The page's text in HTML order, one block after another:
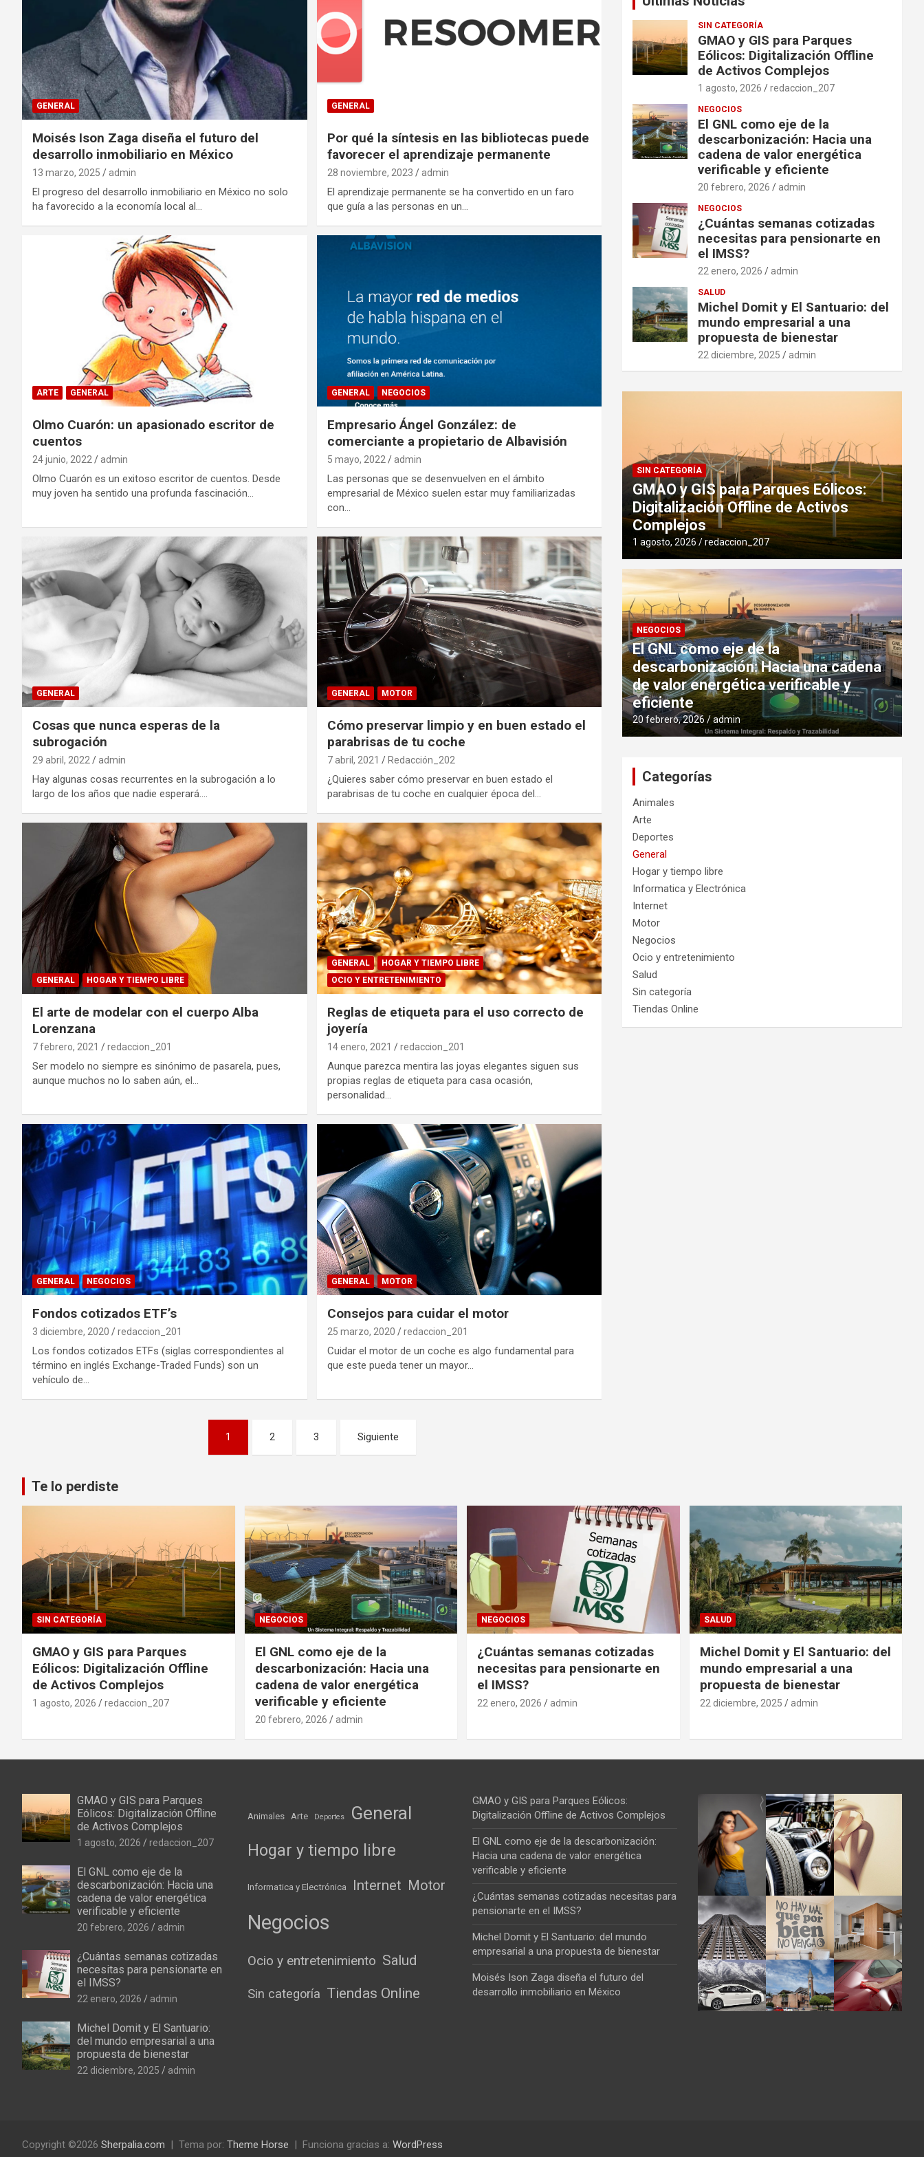
GENERAL
Moisés Ison Zaga diseña el futuro del
desarrollo inmobiliario en México
13 marzo, 2025 admin
El progreso del desarrollo inmobiliario en México no solo
ha favorecido a la economía local al…
GENERAL
Por qué la síntesis en las bibliotecas puede
favorecer el aprendizaje permanente
28 noviembre, 2023 admin
El aprendizaje permanente se ha convertido en un faro
que guía a las personas en un…
ARTE GENERAL
Olmo Cuarón: un apasionado escritor de
cuentos
24 junio, 2022 admin
Olmo Cuarón es un exitoso escritor de cuentos. Desde
muy joven ha sentido una profunda fascinación…
GENERAL NEGOCIOS
Empresario Ángel González: de
comerciante a propietario de Albavisión
5 mayo, 2022 admin
Las personas que se desenvuelven en el ámbito
empresarial de México suelen estar muy familiarizadas
con…
GENERAL
Cosas que nunca esperas de la
subrogación
29 abril, 2022 admin
Hay algunas cosas recurrentes en la subrogación a lo
largo de los años que nadie esperará.…
GENERAL MOTOR
Cómo preservar limpio y en buen estado el
parabrisas de tu coche
7 abril, 2021 Redacción_202
¿Quieres saber cómo preservar en buen estado el
parabrisas de tu coche en cualquier época del…
GENERAL HOGAR Y TIEMPO LIBRE
El arte de modelar con el cuerpo Alba
Lorenzana
7 febrero, 2021 redaccion_201
Ser modelo no siempre es sinónimo de pasarela, pues,
aunque muchos no lo saben aún, el…
GENERAL
HOGAR Y TIEMPO LIBRE
OCIO Y ENTRETENIMIENTO
Reglas de etiqueta para el uso correcto de
joyería
14 enero, 2021 redaccion_201
Aunque parezca mentira las joyas elegantes siguen sus
propias reglas de etiqueta para casa ocasión,
personalidad…
GENERAL NEGOCIOS
Fondos cotizados ETF’s
3 diciembre, 2020 redaccion_201
Los fondos cotizados ETFs (siglas correspondientes al
término en inglés Exchange-Traded Funds) son un
vehículo de…
GENERAL MOTOR
Consejos para cuidar el motor
25 marzo, 2020 redaccion_201
Cuidar el motor de un coche es algo fundamental para
que este pueda tener un mayor…
entradas
1 2 3 Siguiente
SIN CATEGORÍA
GMAO y GIS para Parques
Eólicos: Digitalización Offline
de Activos Complejos
1 agosto, 2026 redaccion_207
NEGOCIOS
El GNL como eje de la
descarbonización: Hacia una
cadena de valor energética
verificable y eficiente
20 febrero, 2026 admin
NEGOCIOS
¿Cuántas semanas cotizadas
necesitas para pensionarte en
el IMSS?
22 enero, 2026 admin
SALUD
Michel Domit y El Santuario: del
mundo empresarial a una
propuesta de bienestar
22 diciembre, 2025 admin
SIN CATEGORÍA
GMAO y GIS para Parques Eólicos:
Digitalización Offline de Activos
Complejos
1 agosto, 2026 redaccion_207
NEGOCIOS
El GNL como eje de la
descarbonización: Hacia una cadena
de valor energética verificable y
eficiente
20 febrero, 2026 admin
Categorías
Animales
Arte
Deportes
General
Hogar y tiempo libre
Informatica y Electrónica
Internet
Motor
Negocios
Ocio y entretenimiento
Salud
Sin categoría
Tiendas Online
Te lo perdiste
SIN CATEGORÍA
GMAO y GIS para Parques
Eólicos: Digitalización Offline
de Activos Complejos
1 agosto, 2026 redaccion_207
NEGOCIOS
El GNL como eje de la
descarbonización: Hacia una
cadena de valor energética
verificable y eficiente
20 febrero, 2026 admin
NEGOCIOS
¿Cuántas semanas cotizadas
necesitas para pensionarte en
el IMSS?
22 enero, 2026 admin
SALUD
Michel Domit y El Santuario: del
mundo empresarial a una
propuesta de bienestar
22 diciembre, 2025 admin
GMAO y GIS para Parques
Eólicos: Digitalización Offline
de Activos Complejos
1 agosto, 2026 redaccion_207
El GNL como eje de la
descarbonización: Hacia una
cadena de valor energética
verificable y eficiente
20 febrero, 2026 admin
¿Cuántas semanas cotizadas
necesitas para pensionarte en
el IMSS?
22 enero, 2026 admin
Michel Domit y El Santuario:
del mundo empresarial a una
propuesta de bienestar
22 diciembre, 2025 admin
Animales Arte Deportes General
Hogar y tiempo libre
Informatica y Electrónica Internet Motor
Negocios
Ocio y entretenimiento Salud
Sin categoría Tiendas Online
GMAO y GIS para Parques Eólicos:
Digitalización Offline de Activos Complejos
El GNL como eje de la descarbonización:
Hacia una cadena de valor energética
verificable y eficiente
¿Cuántas semanas cotizadas necesitas para
pensionarte en el IMSS?
Michel Domit y El Santuario: del mundo
empresarial a una propuesta de bienestar
Moisés Ison Zaga diseña el futuro del
desarrollo inmobiliario en México
Copyright ©2026 Sherpalia.com Tema por: Theme Horse Funciona gracias a: WordPress